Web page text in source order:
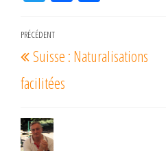
er
k r
Navigation
de
l’article
Article
précédent
PRÉCÉDENT
Suisse : Naturalisations
facilitées